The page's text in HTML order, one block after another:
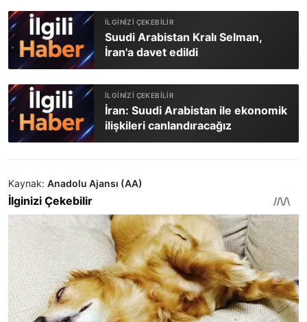
Suudi Arabistan Kralı Selman,
İran'a davet edildi
İran: Suudi Arabistan ile ekonomik
ilişkileri canlandıracağız
Kaynak: Anadolu Ajansı (AA)